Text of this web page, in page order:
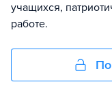
учащихся,
работе.